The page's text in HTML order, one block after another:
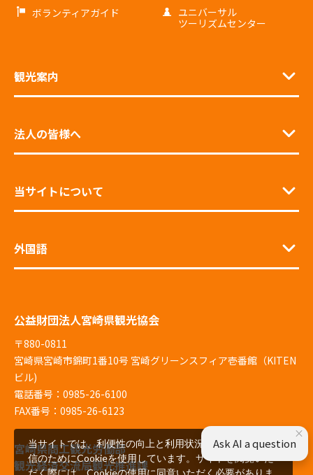
ボランティアガイド
ユニバーサル
ツーリズムセンター
観光案内
法人の皆様へ
当サイトについて
外国語
公益財団法人宮崎県観光協会
〒880-0811
宮崎県宮崎市錦町1番10号 宮崎グリーンスフィア壱番館（KITEN
ビル)
電話番号：0985-26-6100
FAX番号：0985-26-6123
宮崎県商工観光労働部
観光経済交流局観光推進課
当サイトでは、利便性の向上と利用状況の解析、広告配
信のためにCookieを使用しています。サイトを閲覧いた
だく際には、Cookieの使用に同意いただく必要がありま
×
Ask AI a question